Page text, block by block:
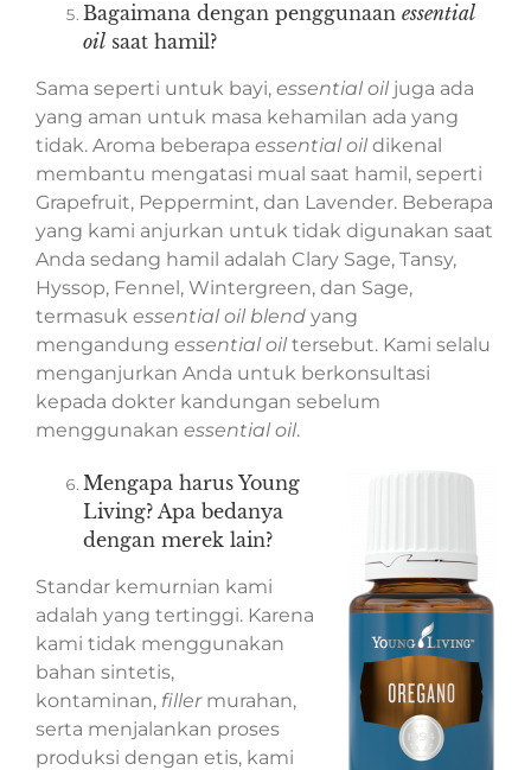
Bagaimana dengan penggunaan essential
oilsaat hamil?
Sama seperti untuk bayi, essential oil juga ada
yang aman untuk masa kehamilan ada yang
tidak. Aroma beberapa essential oildikenal
membantu mengatasi mual saat hamil, seperti
Grapefruit, Peppermint, dan Lavender. Beberapa
yang kami anjurkan untuk tidak digunakan saat
Anda sedang hamil adalah Clary Sage, Tansy,
Hyssop, Fennel, Wintergreen, dan Sage,
termasuk essential oil blend yang
mengandung essential oiltersebut. Kami selalu
menganjurkan Anda untuk berkonsultasi
kepada dokter kandungan sebelum
menggunakan essential oil.
Mengapa harus Young
Living? Apa bedanya
dengan merek lain?
Standar kemurnian kami
adalah yang tertinggi. Karena
kami tidak menggunakan
bahan sintetis,
kontaminan, filler murahan,
serta menjalankan proses
produksi dengan etis, kami